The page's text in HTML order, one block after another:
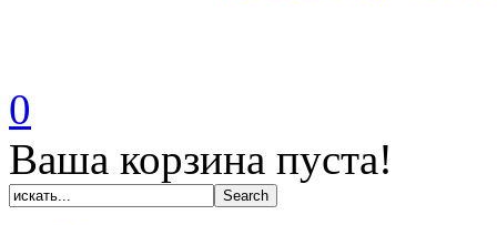
0
Ваша корзина пуста!